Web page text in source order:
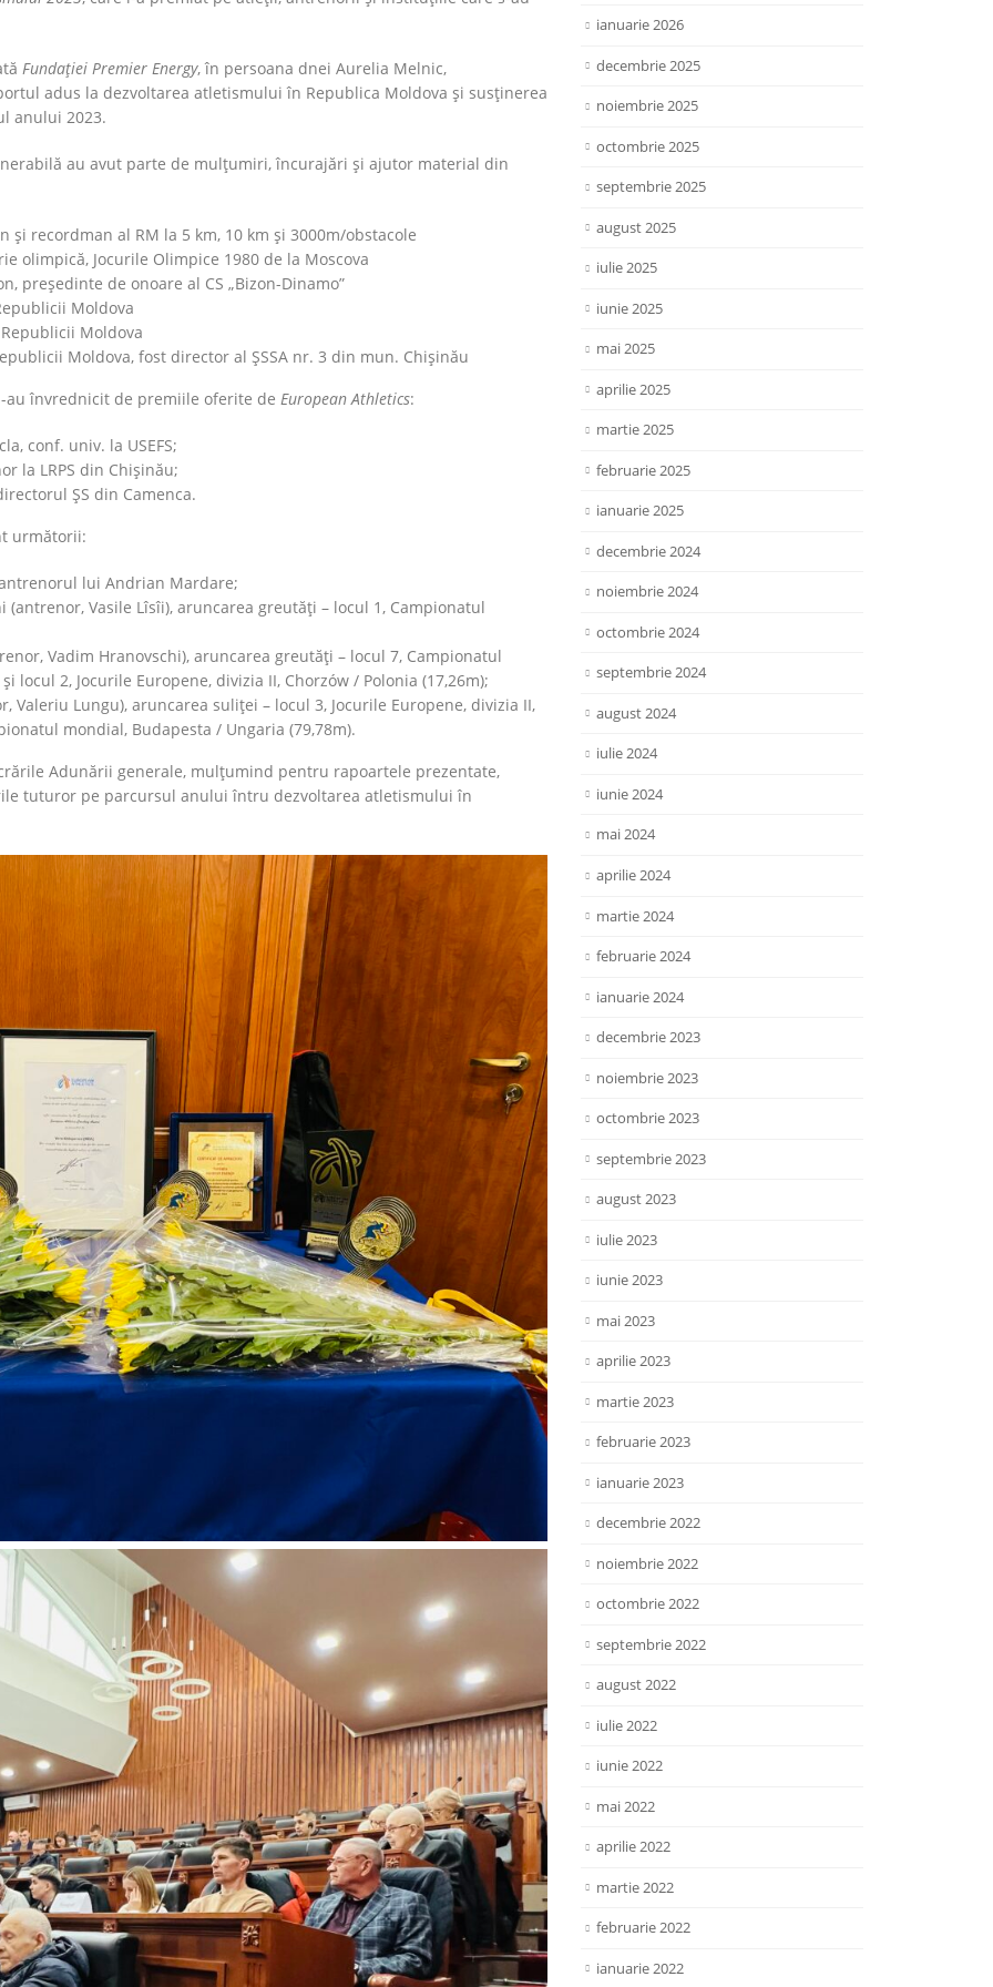
Fundației Premier Energy, în persoana dnei Aurelia Melnic,
adus la dezvoltarea atletismului în Republica Moldova și susținerea
anului 2023.
au avut parte de mulțumiri, încurajări și ajutor material din
recordman al RM la 5 km, 10 km și 3000m/obstacole
olimpică, Jocurile Olimpice 1980 de la Moscova
președinte de onoare al CS „Bizon-Dinamo”
Moldova
Moldova
Moldova, fost director al ȘSSA nr. 3 din mun. Chișinău
au învrednicit de premiile oferite de European Athletics:
conf. univ. la USEFS;
la LRPS din Chișinău;
ȘS din Camenca.
următorii:
lui Andrian Mardare;
(antrenor, Vasile Lîsîi), aruncarea greutăți – locul 1, Campionatul
Vadim Hranovschi), aruncarea greutăți – locul 7, Campionatul
locul 2, Jocurile Europene, divizia II, Chorzów / Polonia (17,26m);
Valeriu Lungu), aruncarea suliței – locul 3, Jocurile Europene, divizia II,
mondial, Budapesta / Ungaria (79,78m).
Adunării generale, mulțumind pentru rapoartele prezentate,
tuturor pe parcursul anului întru dezvoltarea atletismului în
ianuarie 2026
decembrie 2025
noiembrie 2025
octombrie 2025
septembrie 2025
august 2025
iulie 2025
iunie 2025
mai 2025
aprilie 2025
martie 2025
februarie 2025
ianuarie 2025
decembrie 2024
noiembrie 2024
octombrie 2024
septembrie 2024
august 2024
iulie 2024
iunie 2024
mai 2024
aprilie 2024
martie 2024
februarie 2024
ianuarie 2024
decembrie 2023
noiembrie 2023
octombrie 2023
septembrie 2023
august 2023
iulie 2023
iunie 2023
mai 2023
aprilie 2023
martie 2023
februarie 2023
ianuarie 2023
decembrie 2022
noiembrie 2022
octombrie 2022
septembrie 2022
august 2022
iulie 2022
iunie 2022
mai 2022
aprilie 2022
martie 2022
februarie 2022
ianuarie 2022